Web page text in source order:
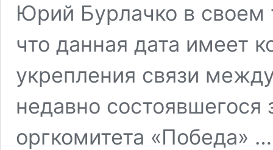
Юрий Бурлачко в своем
что данная дата имеет
укрепления связи
недавно состоявшегося
оргкомитета «Победа»